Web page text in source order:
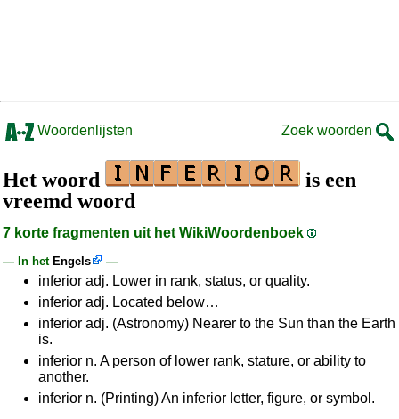
Woordenlijsten Zoek woorden
Het woord
is een
vreemd woord
7 korte fragmenten uit het WikiWoordenboek
— In het Engels —
inferior adj. Lower in rank, status, or quality.
inferior adj. Located below…
inferior adj. (Astronomy) Nearer to the Sun than the Earth
is.
inferior n. A person of lower rank, stature, or ability to
another.
inferior n. (Printing) An inferior letter, figure, or symbol.